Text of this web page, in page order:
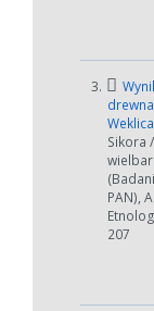
3.
Sikora
PAN),
207